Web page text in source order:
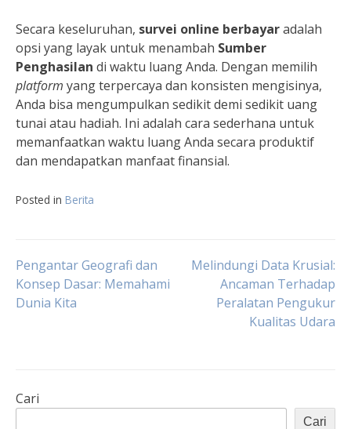
Secara keseluruhan, survei online berbayaradalah
opsi yang layak untuk menambah Sumber
Penghasilan di waktu luang Anda. Dengan memilih
platform yang terpercaya dan konsisten mengisinya,
Anda bisa mengumpulkan sedikit demi sedikit uang
tunai atau hadiah. Ini adalah cara sederhana untuk
memanfaatkan waktu luang Anda secara produktif
dan mendapatkan manfaat finansial.
Posted in Berita
Navigasi
pos
Pengantar Geografi dan
Konsep Dasar: Memahami
Dunia Kita
Melindungi Data Krusial:
Ancaman Terhadap
Peralatan Pengukur
Kualitas Udara
Cari
Cari